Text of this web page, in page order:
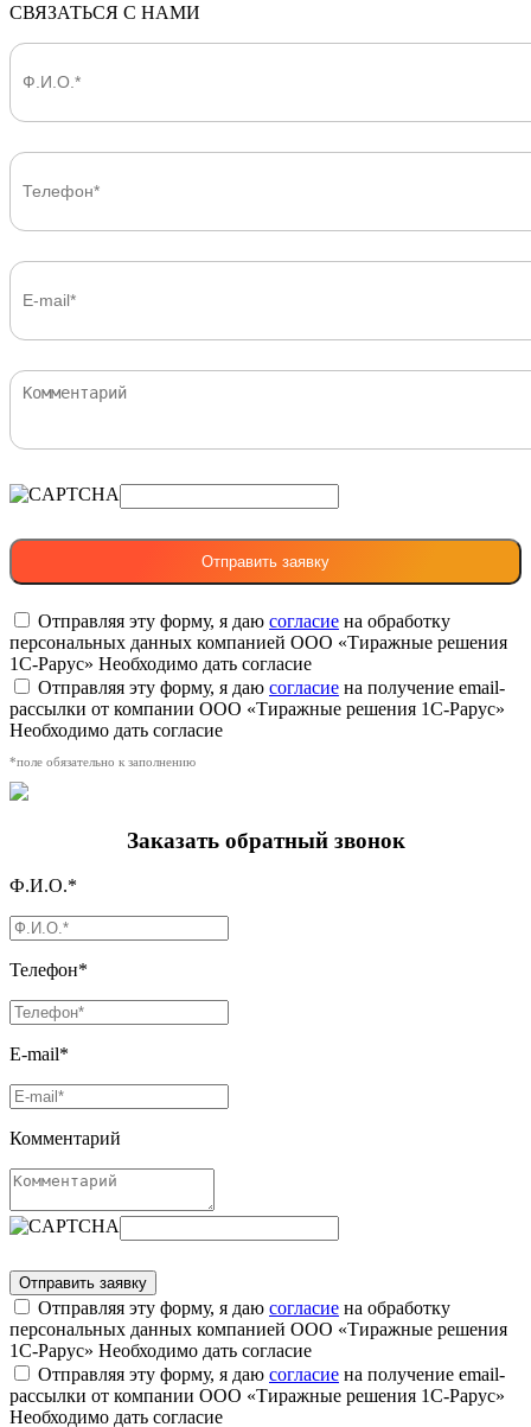
СВЯЗАТЬСЯ С НАМИ
Отправляя эту форму, я даю согласие на обработку
персональных данных компанией ООО «Тиражные решения
1С-Рарус» Необходимо дать согласие
Отправляя эту форму, я даю согласие на получение email-
рассылки от компании ООО «Тиражные решения 1С-Рарус»
Необходимо дать согласие
*поле обязательно к заполнению
Заказать обратный звонок
Ф.И.О.*
Телефон*
E-mail*
Комментарий
Отправляя эту форму, я даю согласие на обработку
персональных данных компанией ООО «Тиражные решения
1С-Рарус» Необходимо дать согласие
Отправляя эту форму, я даю согласие на получение email-
рассылки от компании ООО «Тиражные решения 1С-Рарус»
Необходимо дать согласие